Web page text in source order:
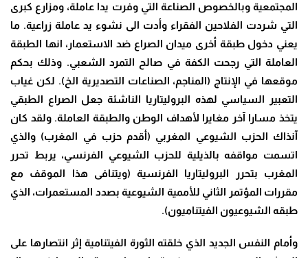
المجتمعية وبالخصوص الصناعة التي وفرت يدا عاملة، ومزارع كبرى
التي شردت الفلاحين الفقراء وأدت الى نشوء يد عاملة زراعية. ما
يعني دخول طبقة أخرى ميدان الصراع ضد الاستعمار، انها الطبقة
العاملة التي رجحت الكفة في صالح التمرد الشعبي. وذلك بحكم
موقعها في الإنتاج (المناجم، الصناعات التصديرية الخ). لكن غياب
التعبير السياسي لهذه البروليتاريا الناشئة جعل الصراع الطبقي
يتخذ مسارا آخر مغايرا لأهداف الوطن والطبقة العاملة. ولقد كان
آنذاك الحزب الشيوعي المغربي (أقدم حزب في المغرب) والذي
اتسمت مواقفه بالذيلية للحزب الشيوعي الفرنسي، يربط تحرر
المغرب بتحرر البروليتاريا الفرنسية (ويتنافى هذا الموقف مع
مقررات المؤتمر الثاني للأممية الشيوعية بصدد المستعمرات، الذي
طبقه الشيوعيون الفيتناميون).
وأمام النفس الجديد الذي خلقته الثورة الفيتنامية إثر انتصارها على